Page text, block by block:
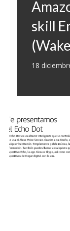
skill
18